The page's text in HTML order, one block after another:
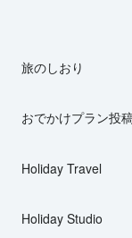
旅のしおり
おでかけプラン投
Holiday Travel
Holiday Studio